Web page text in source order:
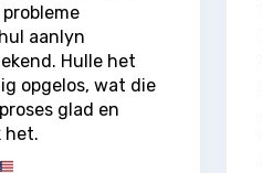
aanlyn
Hulle het
opgelos, wat die
glad en
het.